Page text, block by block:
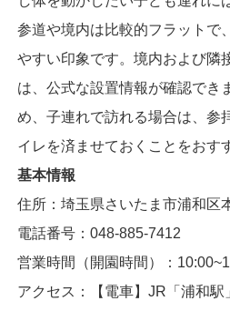
参道や境内は比較的フラットで
やすい印象です。境内および隣
は、公式な設置情報が確認でき
め、子連れで訪れる場合は、参
イレを済ませておくことをおす
基本情報
住所：埼玉県さいたま市浦和区
電話番号：048-885-7412
営業時間（開園時間）：
アクセス：【電車】JR「浦和